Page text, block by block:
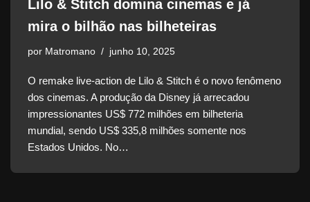
Lilo & Stitch domina cinemas e já
mira o bilhão nas bilheteiras
por Matromano junho 10, 2025
O remake live-action de Lilo & Stitch é o novo fenômeno
dos cinemas. A produção da Disney já arrecadou
impressionantes US$ 772 milhões em bilheteria
mundial, sendo US$ 335,8 milhões somente nos
Estados Unidos. No…